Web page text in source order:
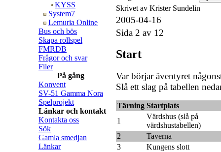
KYSS
System7
Lemuria Online
Bus och bös
Skapa rollspel
FMRDB
Frågor och svar
Filer
På gång
Konvent
SV-51 Gamma Nora
Spelprojekt
Länkar och kontakt
Kontakta oss
Sök
Gamla smedjan
Länkar
Skrivet av Krister Sundelin
2005-04-16
Sida 2 av 12
Start
Var börjar äventyret
Slå ett slag på tabellen
Tärning Startplats
1
Värdshus (slå på
värdshustabellen)
2
Taverna
3
Kungens slott